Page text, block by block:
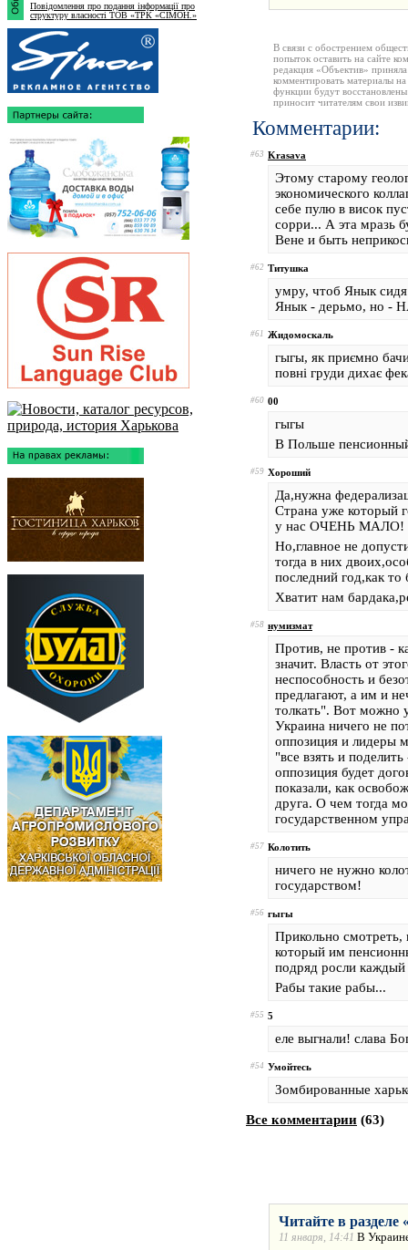
В связи с обострением
попыток оставить на сайте
редакция «Объектив»
комментировать материалы
функции будут
приносит читателям свои
Комментарии:
#63 Krasava
Этому старому
экономического
себе пулю в висок
сорри... А эта мразь
Вене и быть
#62 Титушка
умру, чтоб Янык сидя
Янык - дерьмо, но -
#61 Жидомоскаль
гыгы, як приємно
повні груди дихає
#60 00
гыгы
В Польше
#59 Хороший
Да,нужна
Страна уже который
у нас ОЧЕНЬ МАЛО!
Но,главное не
тогда в них
последний год,как
Хватит нам
#58 нумизмат
Против, не против -
значит. Власть от
неспособность и
предлагают, а им и
толкать". Вот можно
Украина ничего не
оппозиция и лидеры
"все взять и
оппозиция будет
показали, как
друга. О чем тогда
государственном
#57 Колотить
ничего не нужно
государством!
#56 гыгы
Прикольно смотреть,
который им
подряд росли каждый
Рабы такие рабы...
#55 5
еле выгнали! слава
#54 Умойтесь
Зомбированные
Все комментарии (63)
Читайте в разделе
11 января, 14:41 В
Повідомлення про подання інформації про
структуру власності ТОВ «ТРК «СІМОН.»